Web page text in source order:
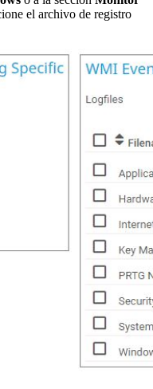
el archivo de registro